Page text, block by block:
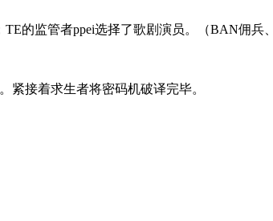
的监管者ppei选择了歌剧演员。（BAN佣兵
紧接着求生者将密码机破译完毕。